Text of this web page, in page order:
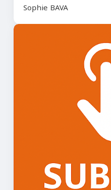
Sophie BAVA